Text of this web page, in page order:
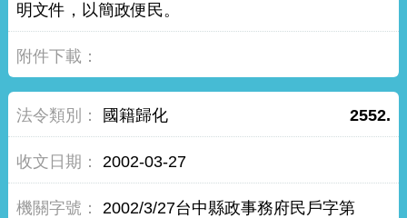
明文件，以簡政便民。
2552.
國籍歸化
2002-03-27
2002/3/27台中縣政事務府民戶字第